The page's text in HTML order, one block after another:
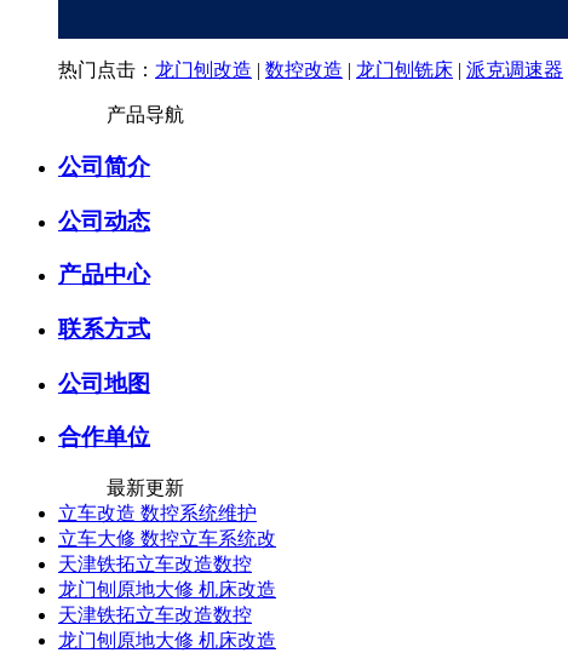
热门点击： 龙门刨改造 | 数控改造 | 龙门刨铣床 | 派克调速器
产品导航
公司简介
公司动态
产品中心
联系方式
公司地图
合作单位
最新更新
立车改造 数控系统维护
立车大修 数控立车系统改
天津铁拓立车改造数控
龙门刨原地大修 机床改造
天津铁拓立车改造数控
龙门刨原地大修 机床改造